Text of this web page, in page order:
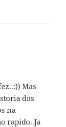
Mas
dos
na
rapido..Ja